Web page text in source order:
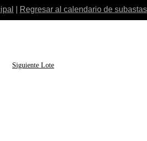
Regresar al calendario de subastas
Siguiente Lote